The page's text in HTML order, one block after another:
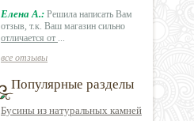
Елена А.: Решила написать Вам
отзыв, т.к. Ваш магазин сильно
отличается от ...
все отзывы
Популярные разделы
Бусины из натуральных камней